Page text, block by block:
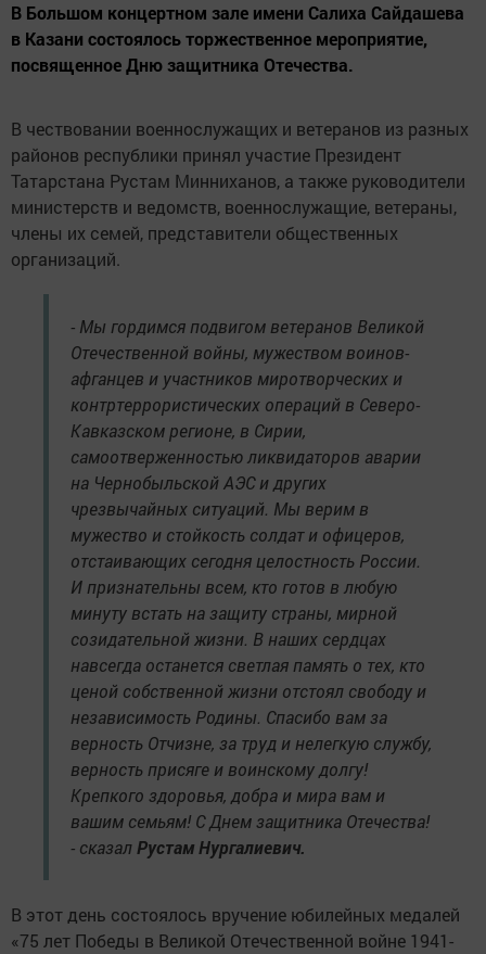
В Большом концертном зале имени Салиха Сайдашева
в Казани состоялось торжественное мероприятие,
посвященное Дню защитника Отечества.
В чествовании военнослужащих и ветеранов из разных
районов республики принял участие Президент
Татарстана Рустам Минниханов, а также руководители
министерств и ведомств, военнослужащие, ветераны,
члены их семей, представители общественных
организаций.
- Мы гордимся подвигом ветеранов Великой
Отечественной войны, мужеством воинов-
афганцев и участников миротворческих и
контртеррористических операций в Северо-
Кавказском регионе, в Сирии,
самоотверженностью ликвидаторов аварии
на Чернобыльской АЭС и других
чрезвычайных ситуаций. Мы верим в
мужество и стойкость солдат и офицеров,
отстаивающих сегодня целостность России.
И признательны всем, кто готов в любую
минуту встать на защиту страны, мирной
созидательной жизни. В наших сердцах
навсегда останется светлая память о тех, кто
ценой собственной жизни отстоял свободу и
независимость Родины. Спасибо вам за
верность Отчизне, за труд и нелегкую службу,
верность присяге и воинскому долгу!
Крепкого здоровья, добра и мира вам и
вашим семьям! С Днем защитника Отечества!
- сказалРустам Нургалиевич.
В этот день состоялось вручение юбилейных медалей
«75 лет Победы в Великой Отечественной войне 1941-